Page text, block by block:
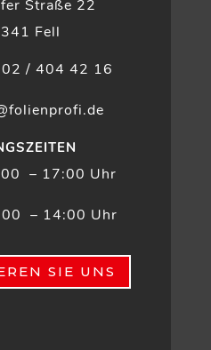
Straße 22
Fell
/ 404 42 16
– 17:00 Uhr
14:00 Uhr
SIE UNS